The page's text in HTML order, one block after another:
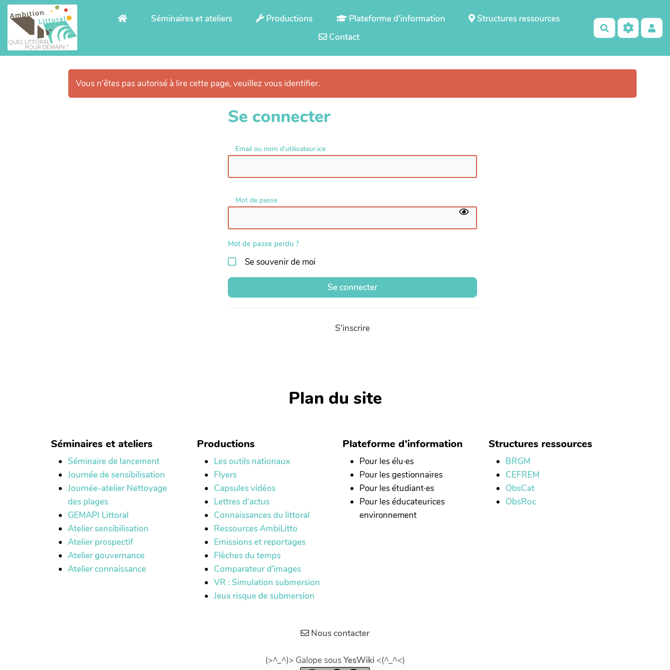
Aller au contenu principal
Séminaires et ateliers Productions Plateforme d'information
Structures ressources
Contact
Rechercher
Vous n'êtes pas autorisé à lire cette page, veuillez vous identifier.
Se connecter
Email ou nom d'utilisateur.ice
Mot de passe
Mot de passe perdu ?
Se souvenir de moi
Se connecter
S'inscrire
Plan du site
Séminaires et ateliers
Séminaire de lancement
Journée de sensibilisation
Journée-atelier Nettoyage
des plages
GEMAPI Littoral
Atelier sensibilisation
Atelier prospectif
Atelier gouvernance
Atelier connaissance
Productions
Les outils nationaux
Flyers
Capsules vidéos
Lettres d'actus
Connaissances du littoral
Ressources AmbiLitto
Emissions et reportages
Flèches du temps
Comparateur d'images
VR : Simulation submersion
Jeux risque de submersion
Plateforme d'information
Pour les élu·es
Pour les gestionnaires
Pour les étudiant·es
Pour les éducateurices
environnement
Structures ressources
BRGM
CEFREM
ObsCat
ObsRoc
Nous contacter
(>^_^)> Galope sousYesWiki <(^_^<)